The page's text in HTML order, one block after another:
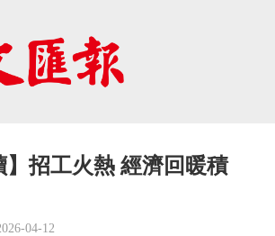
】招工火熱 經濟回暖積
04-12